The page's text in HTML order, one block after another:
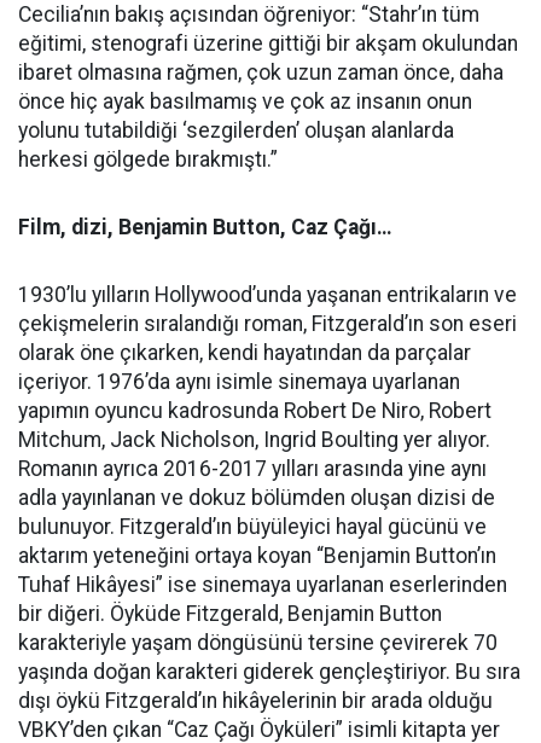
Cecilia’nın bakış açısından öğreniyor: “Stahr’ın tüm
eğitimi, stenografi üzerine gittiği bir akşam okulundan
ibaret olmasına rağmen, çok uzun zaman önce, daha
önce hiç ayak basılmamış ve çok az insanın onun
yolunu tutabildiği ‘sezgilerden’ oluşan alanlarda
herkesi gölgede bırakmıştı.”
Film, dizi, Benjamin Button, Caz Çağı…
1930’lu yılların Hollywood’unda yaşanan entrikaların ve
çekişmelerin sıralandığı roman, Fitzgerald’ın son eseri
olarak öne çıkarken, kendi hayatından da parçalar
içeriyor. 1976’da aynı isimle sinemaya uyarlanan
yapımın oyuncu kadrosunda Robert De Niro, Robert
Mitchum, Jack Nicholson, Ingrid Boulting yer alıyor.
Romanın ayrıca 2016-2017 yılları arasında yine aynı
adla yayınlanan ve dokuz bölümden oluşan dizisi de
bulunuyor. Fitzgerald’ın büyüleyici hayal gücünü ve
aktarım yeteneğini ortaya koyan “Benjamin Button’ın
Tuhaf Hikâyesi” ise sinemaya uyarlanan eserlerinden
bir diğeri. Öyküde Fitzgerald, Benjamin Button
karakteriyle yaşam döngüsünü tersine çevirerek 70
yaşında doğan karakteri giderek gençleştiriyor. Bu sıra
dışı öykü Fitzgerald’ın hikâyelerinin bir arada olduğu
VBKY’den çıkan “Caz Çağı Öyküleri” isimli kitapta yer